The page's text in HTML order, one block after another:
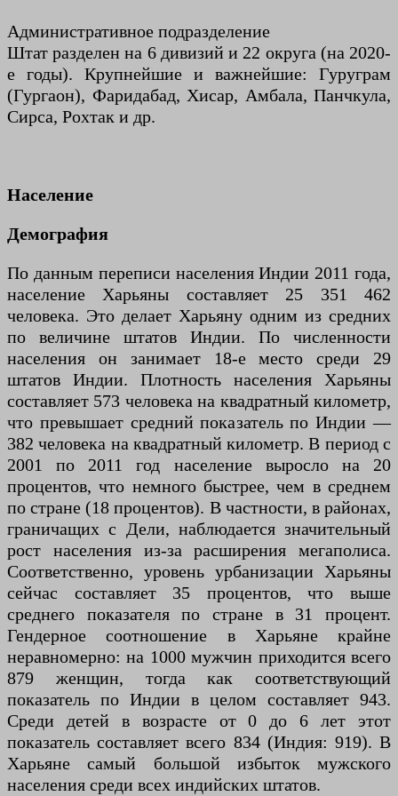
Административное подразделение
Штат разделен на 6 дивизий и 22 округа (на 2020-
е годы). Крупнейшие и важнейшие: Гуруграм
(Гургаон), Фаридабад, Хисар, Амбала, Панчкула,
Сирса, Рохтак и др.
Население
Демография
По данным переписи населения Индии 2011 года,
население Харьяны составляет 25 351 462
человека. Это делает Харьяну одним из средних
по величине штатов Индии. По численности
населения он занимает 18-е место среди 29
штатов Индии. Плотность населения Харьяны
составляет 573 человека на квадратный километр,
что превышает средний показатель по Индии —
382 человека на квадратный километр. В период с
2001 по 2011 год население выросло на 20
процентов, что немного быстрее, чем в среднем
по стране (18 процентов). В частности, в районах,
граничащих с Дели, наблюдается значительный
рост населения из-за расширения мегаполиса.
Соответственно, уровень урбанизации Харьяны
сейчас составляет 35 процентов, что выше
среднего показателя по стране в 31 процент.
Гендерное соотношение в Харьяне крайне
неравномерно: на 1000 мужчин приходится всего
879 женщин, тогда как соответствующий
показатель по Индии в целом составляет 943.
Среди детей в возрасте от 0 до 6 лет этот
показатель составляет всего 834 (Индия: 919). В
Харьяне самый большой избыток мужского
населения среди всех индийских штатов.